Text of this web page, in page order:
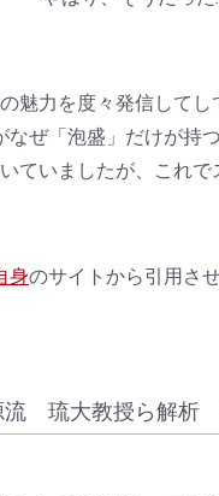
魅力を度々発信してし
なぜ「泡盛」だけが持
ていましたが、これで
身のサイトから引用さ
流 琉大教授ら解析